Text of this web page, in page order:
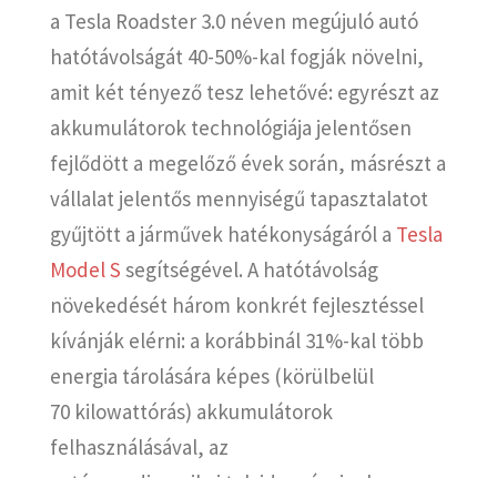
a Tesla Roadster 3.0 néven megújuló autó
hatótávolságát 40-50%-kal fogják növelni,
amit két tényező tesz lehetővé: egyrészt az
akkumulátorok technológiája jelentősen
fejlődött a megelőző évek során, másrészt a
vállalat jelentős mennyiségű tapasztalatot
gyűjtött a járművek hatékonyságáról a Tesla
Model S segítségével. A hatótávolság
növekedését három konkrét fejlesztéssel
kívánják elérni: a korábbinál 31%-kal több
energia tárolására képes (körülbelül
70 kilowattórás) akkumulátorok
felhasználásával, az